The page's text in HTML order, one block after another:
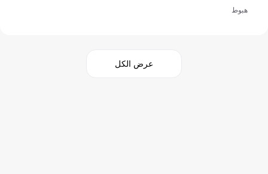
هبوط
عرض الكل